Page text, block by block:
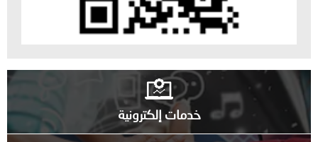
خدمات إلكترونية